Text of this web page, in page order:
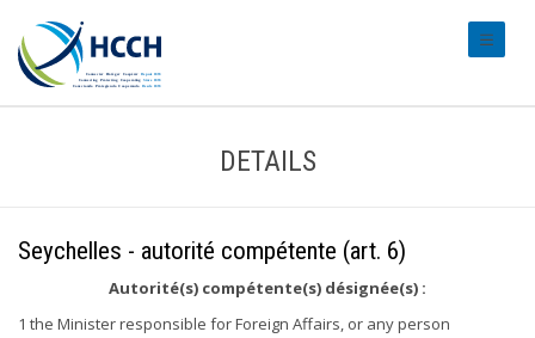
DETAILS
Seychelles - autorité compétente (art. 6)
Autorité(s) compétente(s) désignée(s) :
1 the Minister responsible for Foreign Affairs, or any person